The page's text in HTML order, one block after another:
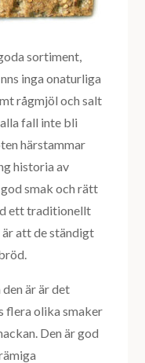
sortiment,
inga onaturliga
rågmjöl och salt
fall inte bli
härstammar
historia av
smak och rätt
ett traditionellt
är att de ständigt
är är det
flera olika smaker
Den är god